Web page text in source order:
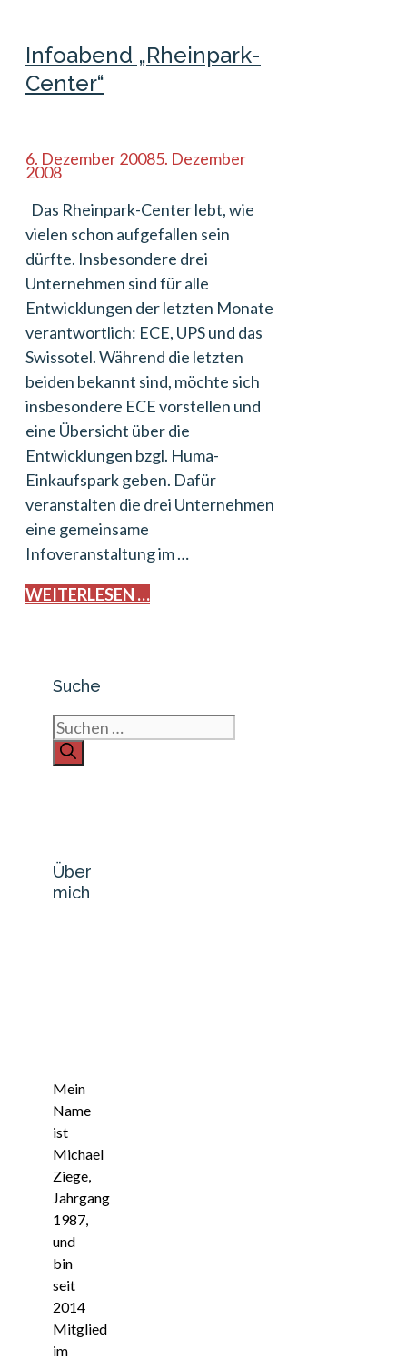
Infoabend „Rheinpark-
Center“
6. Dezember 20085. Dezember
2008
Das Rheinpark-Center lebt, wie
vielen schon aufgefallen sein
dürfte. Insbesondere drei
Unternehmen sind für alle
Entwicklungen der letzten Monate
verantwortlich: ECE, UPS und das
Swissotel. Während die letzten
beiden bekannt sind, möchte sich
insbesondere ECE vorstellen und
eine Übersicht über die
Entwicklungen bzgl. Huma-
Einkaufspark geben. Dafür
veranstalten die drei Unternehmen
eine gemeinsame
Infoveranstaltung im …
WEITERLESEN …
Suche
Suchen
nach:
Über
mich
Mein
Name
ist
Michael
Ziege,
Jahrgang
1987,
und
bin
seit
2014
Mitglied
im